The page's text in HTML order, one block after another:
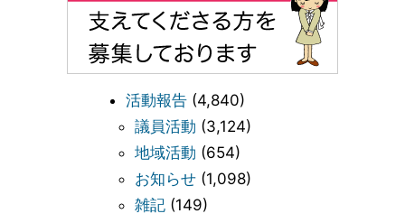
活動報告 (4,840)
議員活動 (3,124)
地域活動 (654)
お知らせ (1,098)
雑記 (149)